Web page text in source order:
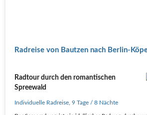
Radreise von Bautzen nach Berlin-
Radtour durch den romantischen
Spreewald
Individuelle Radreise ,9 Tage / 8 Nächte